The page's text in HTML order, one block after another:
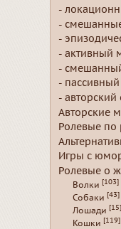
-
-
-
- активный
-
-
-
Авторские
Ролевые по
Игры с
Ролевые о
Волки [103]
Собаки [43]
Лошади [15]
Кошки [119]